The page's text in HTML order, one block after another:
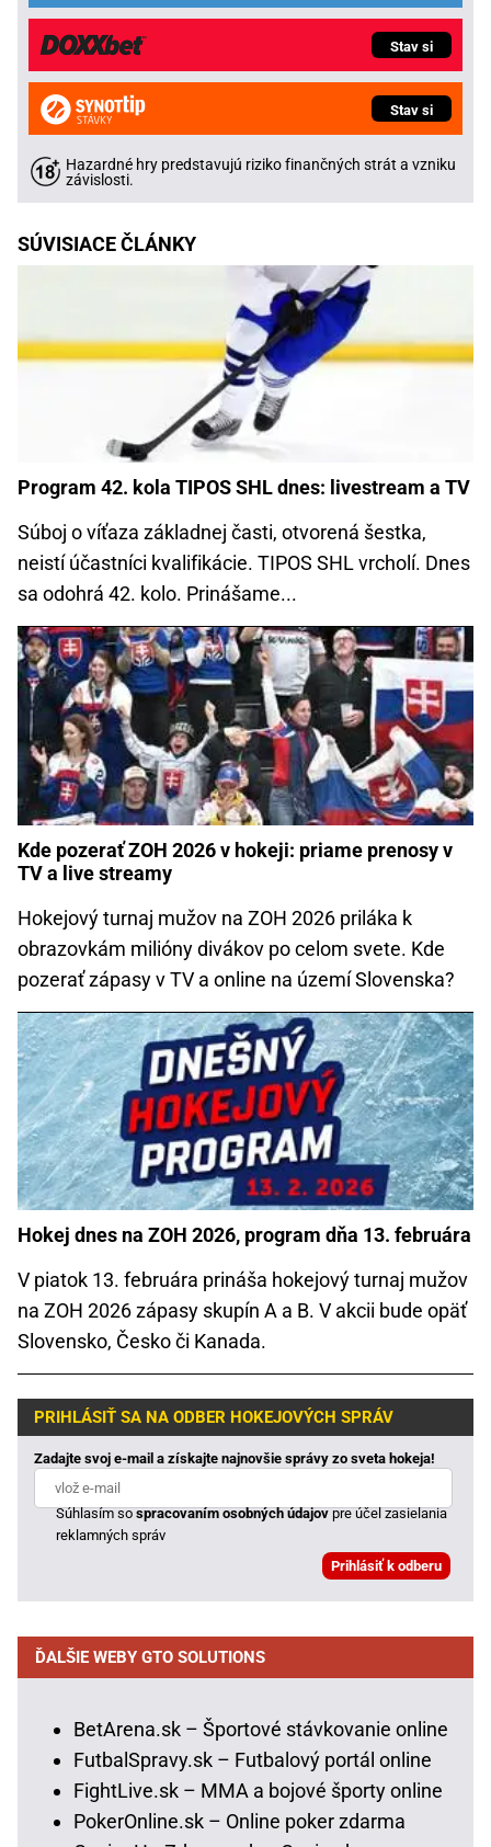
Stav si
Stav si
Hazardné hry predstavujú riziko finančných strát a vzniku
závislosti.
SÚVISIACE ČLÁNKY
Program 42. kola TIPOS SHL dnes: livestream a TV
Súboj o víťaza základnej časti, otvorená šestka,
neistí účastníci kvalifikácie. TIPOS SHL vrcholí. Dnes
sa odohrá 42. kolo. Prinášame...
Kde pozerať ZOH 2026 v hokeji: priame prenosy v
TV a live streamy
Hokejový turnaj mužov na ZOH 2026 priláka k
obrazovkám milióny divákov po celom svete. Kde
pozerať zápasy v TV a online na území Slovenska?
Hokej dnes na ZOH 2026, program dňa 13. februára
V piatok 13. februára prináša hokejový turnaj mužov
na ZOH 2026 zápasy skupín A a B. V akcii bude opäť
Slovensko, Česko či Kanada.
PRIHLÁSIŤ SA NA ODBER HOKEJOVÝCH SPRÁV
Zadajte svoj e-mail a získajte najnovšie správy zo sveta hokeja!
Súhlasím sospracovaním osobných údajovpre účel zasielania
reklamných správ
ĎALŠIE WEBY GTO SOLUTIONS
BetArena.sk – Športové stávkovanie online
FutbalSpravy.sk – Futbalový portál online
FightLive.sk – MMA a bojové športy online
PokerOnline.sk – Online poker zdarma